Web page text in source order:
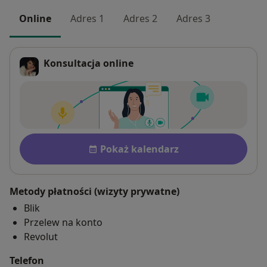
provided that the person has the appropriate
Working with a psychologist, does not mean admitting
your weakness. It is a manifestation of high maturity
and self-awareness, as well as the strength, courage
and readiness to change if needed, to understand
yourself and influence your thoughts, emotions and
behavior by your own focused and directed thoughts
and actions.
My mission at work is to help you to achieve a good,
fulfilling life in private and professional terms. Crises,
difficulties, challenges are elements of our everyday
life, to which we react differently. Working with a
psychologist allows you to overcome these difficulties
within a safe and trusting space.
As a psychologist, I also regularly supervise my work.
Online Adres 1 Adres 2 Adres 3
Konsultacja online
Płatność po konsultacji
Dostępność
Pokaż kalendarz
Metody płatności (wizyty prywatne)
Blik
Przelew na konto
Revolut
Telefon